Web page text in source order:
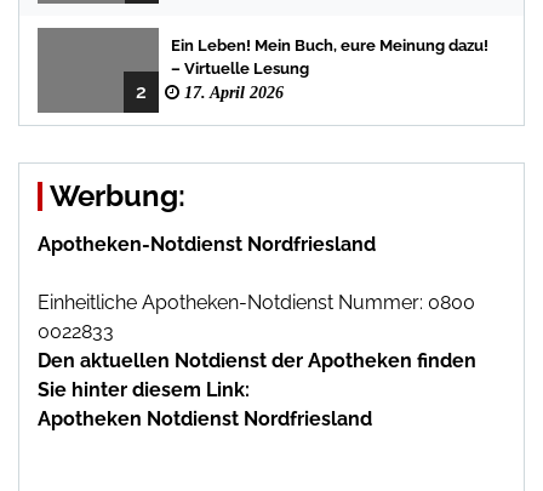
2
Ein Leben! Mein Buch, eure Meinung dazu!
– Virtuelle Lesung
17. April 2026
Werbung:
Apotheken-Notdienst Nordfriesland
Einheitliche Apotheken-Notdienst Nummer: 0800
0022833
Den aktuellen Notdienst der Apotheken finden
Sie hinter diesem Link:
Apotheken Notdienst Nordfriesland